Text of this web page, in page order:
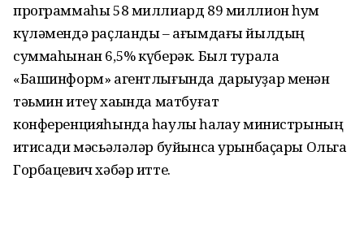
программаһы 58 миллиард 89 миллион һум
күләмендә раҫланды – ағымдағы йылдың
суммаһынан 6,5% күберәк. Был турала
«Башинформ» агентлығында дарыуҙар менән
тәьмин итеү хаҡында матбуғат
конференцияһында һаулыҡ һаҡлау министрының
иҡтисади мәсьәләләр буйынса урынбаҫары Ольга
Горбацевич хәбәр итте.